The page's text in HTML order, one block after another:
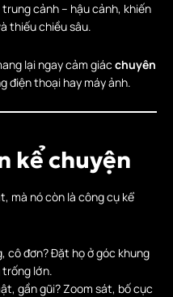
cảnh – hậu cảnh, khiến
thiếu chiều sâu.
lại ngay cảm giác chuyên
điện thoại hay máy ảnh.
kể chuyện
mà nó còn là công cụ kể
cô đơn? Đặt họ ở góc khung
trống lớn.
gần gũi? Zoom sát, bố cục